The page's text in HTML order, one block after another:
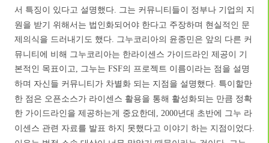
서 특징이 있다고 설명했다. 그는 커뮤니티들이 정부나 기업의 지
원을 받기 위해서는 법인화되어야 한다고 주장하며 현실적인 문
제의식을 드러내기도 했다. 그누코리아의 윤종민은 앞의 다른 커
뮤니티에 비해 그누코리아는 한라이센스 가이드라인 제공이 기
본적인 목표이고, 그누는 FSF의 프로젝트 이름이라는 점을 설명
하며 자신들 커뮤니티가 차별화 되는 지점을 설명했다. 특이할만
한 점은 오픈소스가 라이센스 활용을 통해 활성화되는 만큼 정확
한 가이드라인을 제공하는게 중요한데 , 2000년대 초반에 그누 라
이센스 관련 자료를 발표 하지 못했다고 이야기 하는 지점이었다.